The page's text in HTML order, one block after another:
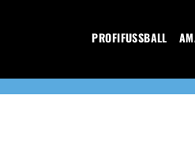
PROFIFUSSBALL